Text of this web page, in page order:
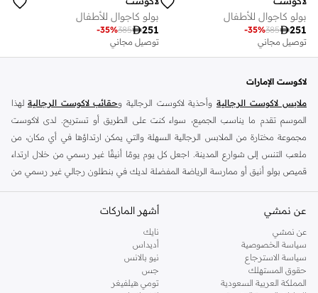
بولو كاجوال للأطفال
251
385
-35%
توصيل مجاني
بولو كاجوال للأطفال
251
385
-35%
توصيل مجاني
لاكوست الإمارات
ملابس لاكوست الرجالية وأحذية لاكوست الرجالية وحقائب لاكوست الرجالية لهذا
الموسم تقدم ما يناسب الجميع، سواء كنت على الطريق أو تستريح. لدى لاكوست
مجموعة مختارة من الملابس الرجالية السهلة والتي يمكن ارتداؤها في أي مكان، من
ملعب التنس إلى شوارع المدينة. اجعل كل يوم يومًا أنيقًا غير رسمي من خلال ارتداء
قميص بولو أنيق أو ممارسة الرياضة المفضلة لديك في بنطلون رجالي غير رسمي من
ومعاطف لاكوست الرجالية
. إذا كنت تستمتع بالموضة وتريد الظهور بأفضل ما لديك،
لتجعلك تشعر بالروعة. هناك الكثير من الجيوب لهاتفك، وأربطة لتحميك من الهواء البارد،
لذا مع إكسسوارات لاكوست الرجالية
لن تمر مرور الكرام أبدًا.الفت الأنظار بملابسك
وارتقي بستايلك إلى المستوى التالي مع زوج من النظارات الشمسية وحقيبة رجالي
عصرية من مجموعة حقائب لاكوست الرجالية. الراحة هي العنوان في هذه المجموعة،
عن نمشي
عن نمشي
سياسة الخصوصية
سياسة الاسترجاع
حقوق المستهلك
المملكة العربية السعودية
أشهر الماركات
نايك
أديداس
نيو بالانس
جس
تومي هيلفيغر